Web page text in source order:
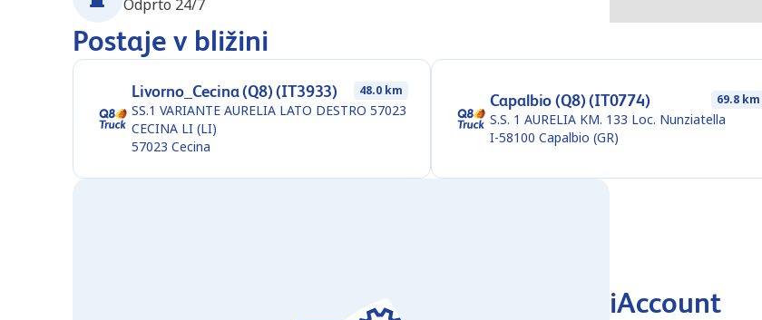
Odprto 24/7
Postaje v bližini
Livorno_Cecina (Q8) (IT3933) 48.0 km
SS.1 VARIANTE AURELIA LATO DESTRO 57023
CECINA LI (LI)
57023 Cecina
Capalbio (Q8) (IT0774) 69.8 km
S.S. 1 AURELIA KM. 133 Loc. Nunziatella
I-58100 Capalbio (GR)
iAccount